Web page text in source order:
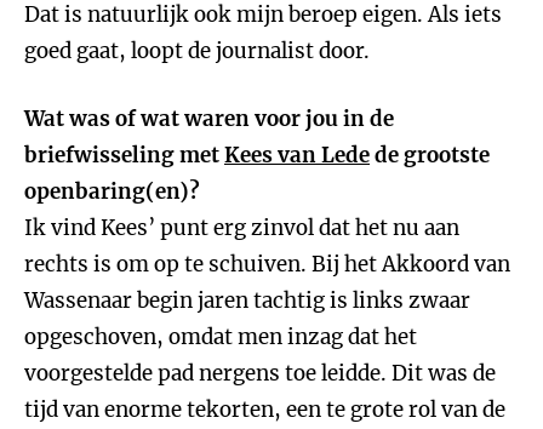
Dat is natuurlijk ook mijn beroep eigen. Als iets
goed gaat, loopt de journalist door.
Wat was of wat waren voor jou in de
briefwisseling metKees van Ledede grootste
openbaring(en)?
Ik vind Kees’ punt erg zinvol dat het nu aan
rechts is om op te schuiven. Bij het Akkoord van
Wassenaar begin jaren tachtig is links zwaar
opgeschoven, omdat men inzag dat het
voorgestelde pad nergens toe leidde. Dit was de
tijd van enorme tekorten, een te grote rol van de